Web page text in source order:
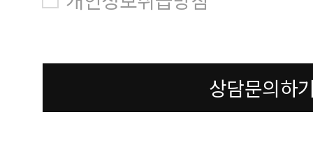
상담문의하